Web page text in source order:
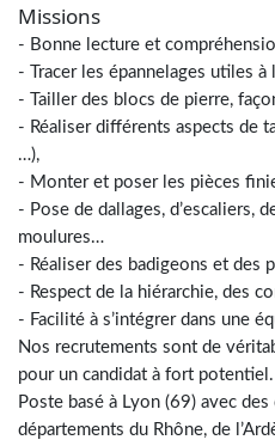
Missions
- Bonne lecture et
- Tracer les épannelages utiles à
- Tailler des blocs de pierre,
- Réaliser différents aspects de
…),
- Monter et poser les pièces
- Pose de dallages, d’escaliers,
moulures…
- Réaliser des badigeons et des
- Respect de la hiérarchie, des
- Facilité à s’intégrer dans une
Nos recrutements sont de
pour un candidat à fort potentiel.
Poste basé à Lyon (69) avec
départements du Rhône, de